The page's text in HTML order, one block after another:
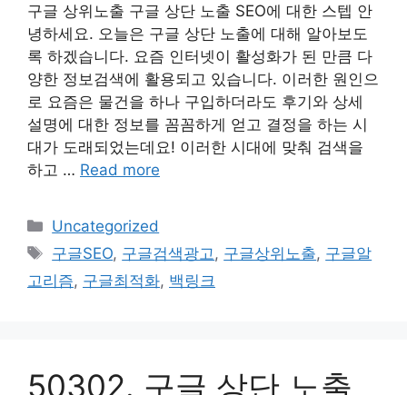
구글 상위노출 구글 상단 노출 SEO에 대한 스텝 안
녕하세요. 오늘은 구글 상단 노출에 대해 알아보도
록 하겠습니다. 요즘 인터넷이 활성화가 된 만큼 다
양한 정보검색에 활용되고 있습니다. 이러한 원인으
로 요즘은 물건을 하나 구입하더라도 후기와 상세
설명에 대한 정보를 꼼꼼하게 얻고 결정을 하는 시
대가 도래되었는데요! 이러한 시대에 맞춰 검색을
하고 … Read more
Categories
Uncategorized
Tags
구글SEO, 구글검색광고 , 구글상위노출, 구글알
고리즘, 구글최적화, 백링크
50302. 구글 상단 노출